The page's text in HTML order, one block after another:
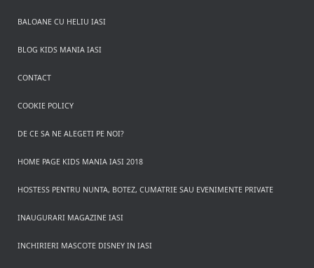
BALOANE CU HELIU IASI
BLOG KIDS MANIA IASI
CONTACT
COOKIE POLICY
DE CE SA NE ALEGETI PE NOI?
HOME PAGE KIDS MANIA IASI 2018
HOSTESS PENTRU NUNTA, BOTEZ, CUMATRIE SAU EVENIMENTE PRIVATE
INAUGURARI MAGAZINE IASI
INCHIRIERI MASCOTE DISNEY IN IASI